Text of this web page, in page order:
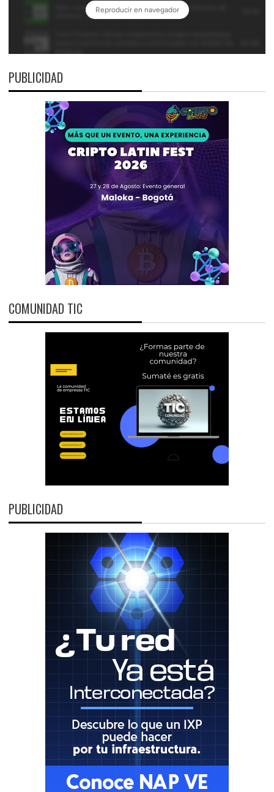
PUBLICIDAD
COMUNIDAD TIC
PUBLICIDAD